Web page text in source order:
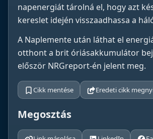
napenergiát tárolná el, hogy azt
kereslet idején visszaadhassa a
A Naplemente után láthat el
otthont a brit óriásakkumulátor
először NRGreport-én jelent meg.
Cikk mentése Eredeti cikk
Megosztás